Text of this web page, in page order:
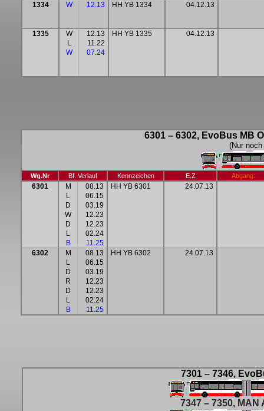
1334 W 12.13 HH YB 1334 04.12.13
1335
W
L
W
12.13
11.22
07.24
HH YB 1335 04.12.13
6301 – 6302, EvoBus MB
(Nur
Wg.Nr Bf. Verlauf Kennzeichen E.Z Abgang:
6301
M
L
D
W
D
L
B
08.13
06.15
03.19
12.23
12.23
02.24
11.25
HH YB 6301 24.07.13
6302
M
L
D
R
D
L
B
08.13
06.15
03.19
12.23
12.23
02.24
11.25
HH YB 6302 24.07.13
7301 – 7346,
7347 – 7350,